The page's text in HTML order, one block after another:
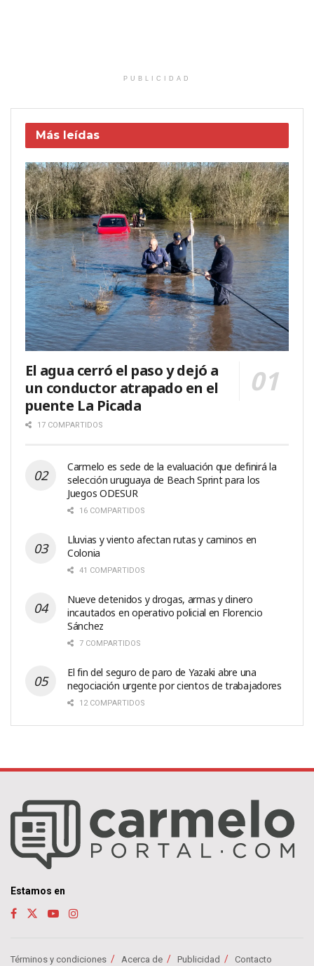
PUBLICIDAD
Más leídas
El agua cerró el paso y dejó a
un conductor atrapado en el
puente La Picada
17 COMPARTIDOS
Carmelo es sede de la evaluación que definirá la
selección uruguaya de Beach Sprint para los
Juegos ODESUR
16 COMPARTIDOS
Lluvias y viento afectan rutas y caminos en
Colonia
41 COMPARTIDOS
Nueve detenidos y drogas, armas y dinero
incautados en operativo policial en Florencio
Sánchez
7 COMPARTIDOS
El fin del seguro de paro de Yazaki abre una
negociación urgente por cientos de trabajadores
12 COMPARTIDOS
Estamos en
Términos y condiciones Acerca de Publicidad Contacto